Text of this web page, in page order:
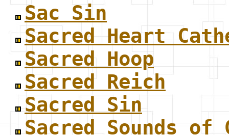
Sac Sin
Sacred Heart
Sacred Hoop
Sacred Reich
Sacred Sin
Sacred Sounds of